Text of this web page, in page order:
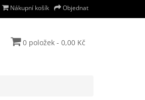
Nákupní košík Objednat
0 položek - 0,00 Kč